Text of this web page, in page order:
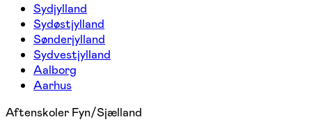
Sydjylland
Sydøstjylland
Sønderjylland
Sydvestjylland
Aalborg
Aarhus
Aftenskoler Fyn/Sjælland